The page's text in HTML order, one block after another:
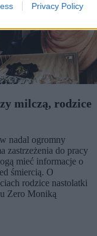
Privacy Policy
milczą, rodzice
nadal ogromny
zastrzeżenia do pracy
mieć informacje o
śmiercią. O
rodzice nastolatki
Zero Moniką